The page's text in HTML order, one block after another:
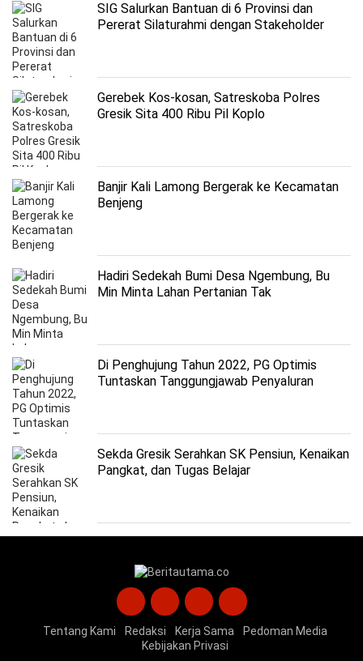
SIG Salurkan Bantuan di 6 Provinsi dan
Pererat Silaturahmi dengan Stakeholder
Gerebek Kos-kosan, Satreskoba Polres
Gresik Sita 400 Ribu Pil Koplo
Banjir Kali Lamong Bergerak ke Kecamatan
Benjeng
Hadiri Sedekah Bumi Desa Ngembung, Bu
Min Minta Lahan Pertanian Tak
Di Penghujung Tahun 2022, PG Optimis
Tuntaskan Tanggungjawab Penyaluran
Sekda Gresik Serahkan SK Pensiun, Kenaikan
Pangkat, dan Tugas Belajar
Tentang Kami Redaksi Kerja Sama
Pedoman Media
Kebijakan Privasi